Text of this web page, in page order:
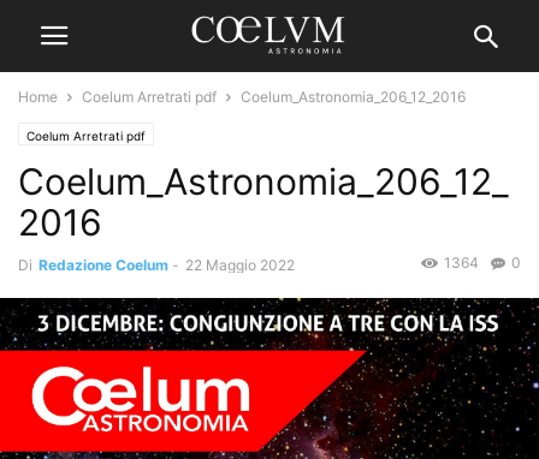
Home Coelum Arretrati pdf Coelum_Astronomia_206_12_2016
Coelum Arretrati pdf
Coelum_Astronomia_206_12_
2016
Di Redazione Coelum - 22 Maggio 2022 0
1364